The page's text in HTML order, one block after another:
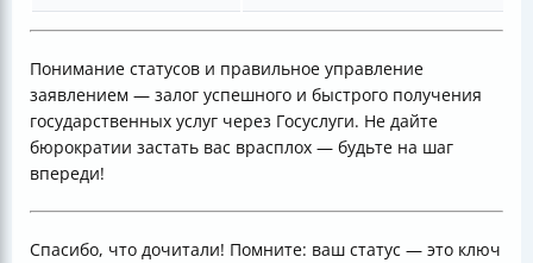
Понимание статусов и правильное управление
заявлением — залог успешного и быстрого получения
государственных услуг через Госуслуги. Не дайте
бюрократии застать вас врасплох — будьте на шаг
впереди!
Спасибо, что дочитали! Помните: ваш статус — это ключ